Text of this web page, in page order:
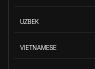
UZBEK
VIETNAMESE